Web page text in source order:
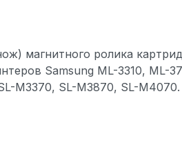
магнитного ролика
Samsung ML-3310, ML-
M3370, SL-M3870, SL-M4070.